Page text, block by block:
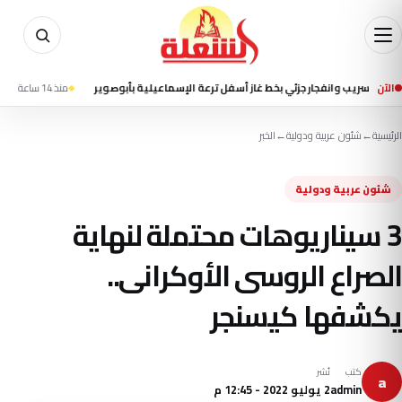
الآن
وانفجار جزئي بخط غاز أسفل ترعة الإسماعيلية بأبوصوير منذ 14 ساعة إعلام
الرئيسية←شئون عربية ودولية←الخبر
شئون عربية ودولية
3 سيناريوهات محتملة لنهاية
الصراع الروسى الأوكرانى..
يكشفها كيسنجر
a كتب
admin
نُشر
2 يوليو 2022 - 12:45 م